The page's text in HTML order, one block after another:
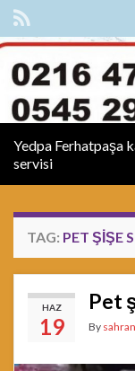
Yedpa Ferhatpaşa
servisi
TAG: PET ŞIŞE
HAZ
19
Pet
By